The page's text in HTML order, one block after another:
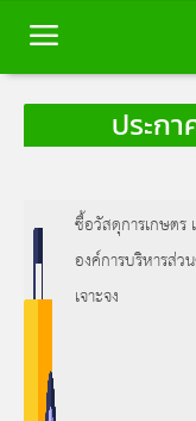
หน้าหลัก
ข้อมูลพื้นฐาน
บุคลากร
ข่าวสาร
ประก
ซื้อวัสดุการเกษตร
องค์การบริหารส่ว
เจาะจง